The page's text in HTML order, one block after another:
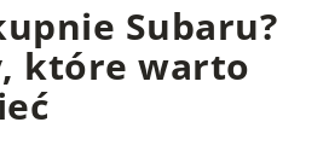
Subaru?
które warto